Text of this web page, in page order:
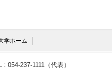
[4]. 日本学術振興
[備考] 役割(特別
[5]. 評価委員
学ホーム
054-237-1111（代表）